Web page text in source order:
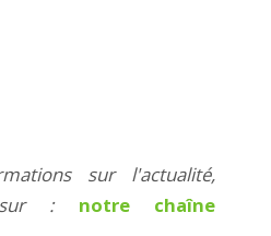
sur l'actualité,
sur : notre chaîne